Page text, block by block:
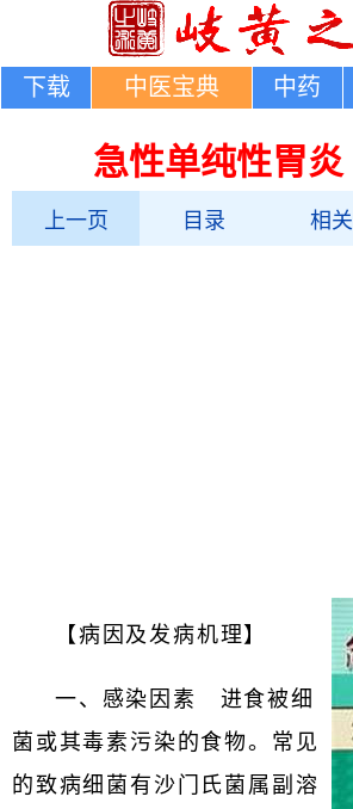
下载 中医宝典 中药
急性单纯性胃炎
上一页 目录 相关
【病因及发病机理】
一、感染因素 进食被细
菌或其毒素污染的食物。常见
的致病细菌有沙门氏菌属副溶